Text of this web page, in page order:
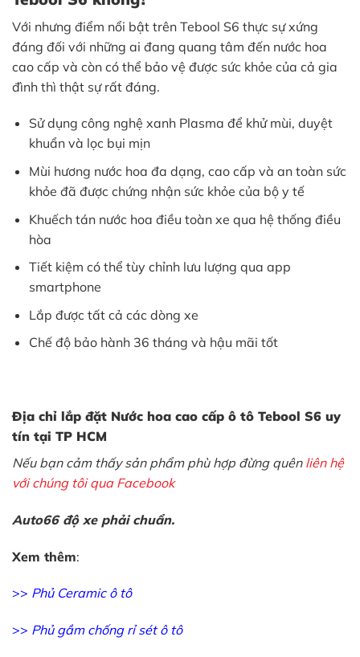
Với nhưng điểm nổi bật trên Tebool S6 thực sự xứng
đáng đối với những ai đang quang tâm đến nước hoa
cao cấp và còn có thể bảo vệ được sức khỏe của cả gia
đình thì thật sự rất đáng.
Sử dụng công nghệ xanh Plasma để khử mùi, duyệt
khuẩn và lọc bụi mịn
Mùi hương nước hoa đa dạng, cao cấp và an toàn sức
khỏe đã được chứng nhận sức khỏe của bộ y tế
Khuếch tán nước hoa điều toàn xe qua hệ thống điều
hòa
Tiết kiệm có thể tùy chỉnh lưu lượng qua app
smartphone
Lắp được tất cả các dòng xe
Chế độ bảo hành 36 tháng và hậu mãi tốt
Địa chỉ lắp đặt Nước hoa cao cấp ô tô Tebool S6 uy
tín tại TP HCM
Nếu bạn cảm thấy sản phẩm phù hợp đừng quên liên hệ
với chúng tôi qua Facebook
Auto66 độ xe phải chuẩn.
Xem thêm:
>> Phủ Ceramic ô tô
>> Phủ gầm chống rỉ sét ô tô